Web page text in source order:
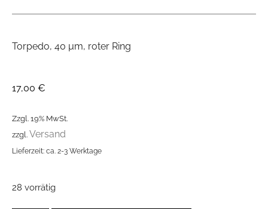
Torpedo, 40 µm, roter Ring
17,00 €
Zzgl. 19% MwSt.
zzgl. Versand
Lieferzeit: ca. 2-3 Werktage
28 vorrätig